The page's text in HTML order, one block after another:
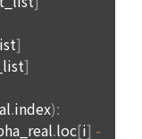
“기업회원”의 인사
성∙등록한 게시물
하나, “회사”는 그
권을 보호하기 위해
용자의 브라우저에
크에 저장됩니다.